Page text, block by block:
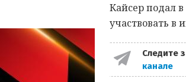
Кайсер подал
участвовать в
Следите
канале